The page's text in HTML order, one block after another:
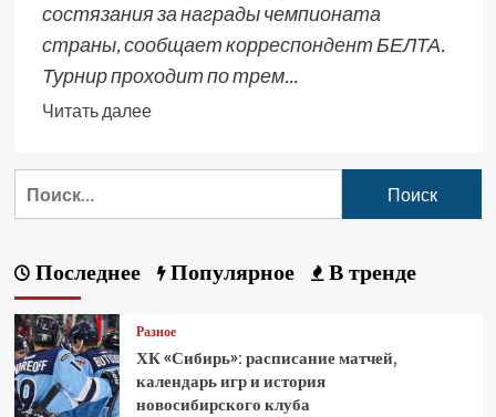
состязания за награды чемпионата
страны, сообщает корреспондент БЕЛТА.
Турнир проходит по трем...
Читать далее
Последнее Популярное В тренде
Разное
ХК «Сибирь»: расписание матчей,
календарь игр и история
новосибирского клуба